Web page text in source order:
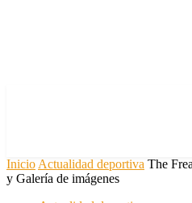
Inicio Actualidad deportiva The
y Galería de imágenes